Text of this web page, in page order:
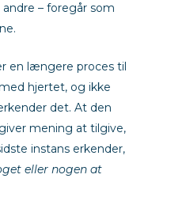
– foregår som
en længere proces til
hjertet, og ikke
det. At den
mening at tilgive,
instans erkender,
eller nogen at